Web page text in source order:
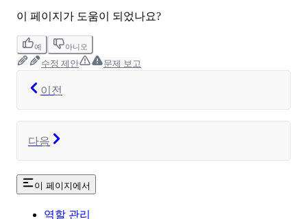
이 페이지가 도움이 되었나요?
예 아니오
수정 제안 문제 보고
이전
다음
이 페이지에서
역할 관리